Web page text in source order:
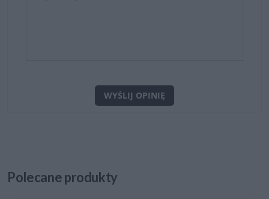
WYŚLIJ OPINIĘ
Polecaneprodukty